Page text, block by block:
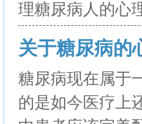
理糖尿病人的心
关于糖尿病的
糖尿病现在属于
的是如今医疗上